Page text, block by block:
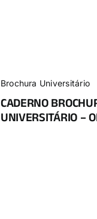
Brochura Universitário
CADERNO
UNIVERSITÁRIO –